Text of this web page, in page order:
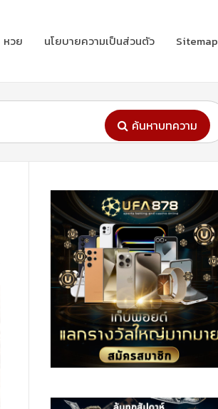
หวย นโยบายความเป็นส่วนตัว Sitemap
ค้นหาบทความ